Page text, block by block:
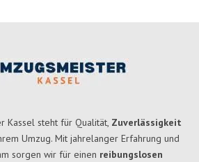
Kassel steht für Qualität, Zuverlässigkeit
Umzug. Mit jahrelanger Erfahrung und
sorgen wir für einen reibungslosen